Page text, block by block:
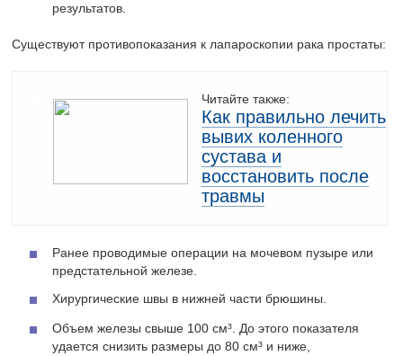
результатов.
Существуют противопоказания к лапароскопии рака простаты:
Читайте также:
Как правильно лечить
вывих коленного
сустава и
восстановить после
травмы
Ранее проводимые операции на мочевом пузыре или
предстательной железе.
Хирургические швы в нижней части брюшины.
Объем железы свыше 100 см³. До этого показателя
удается снизить размеры до 80 см³ и ниже,